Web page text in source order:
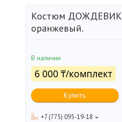
Костюм ДОЖДЕВИК
оранжевый.
В наличии
6 000 ₸/комплект
Купить
+7 (775) 095-19-18